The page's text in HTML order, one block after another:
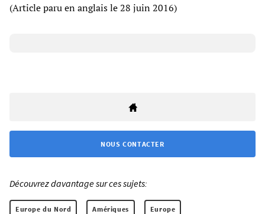
(Article paru en anglais le 28 juin 2016)
NOUS CONTACTER
Découvrez davantage sur ces sujets:
Europe du Nord Amériques Europe